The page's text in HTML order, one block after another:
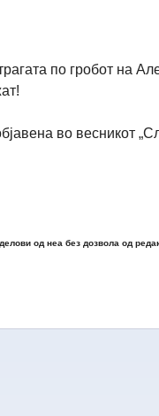
по гробот на
во весникот
од неа без дозвола од